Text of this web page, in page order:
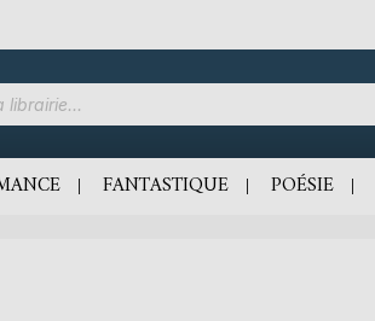
FANTASTIQUE POÉSIE